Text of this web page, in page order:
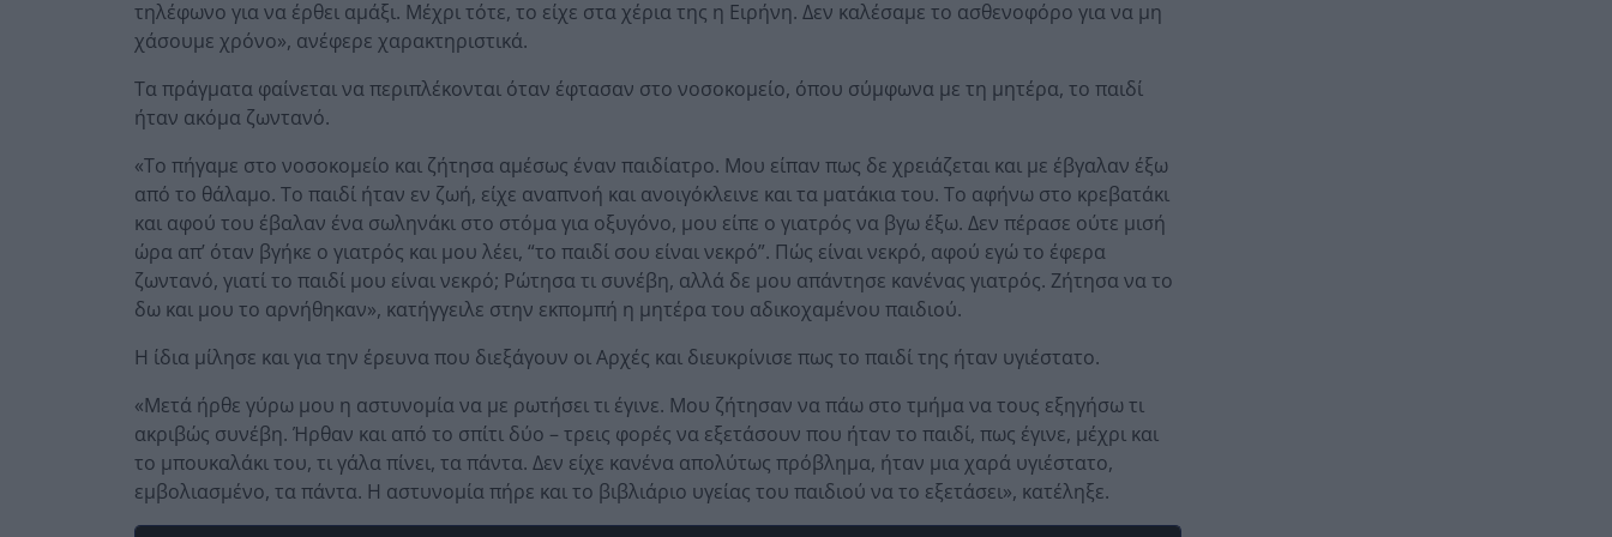
τηλέφωνο για να έρθει αμάξι. Μέχρι τότε, το είχε στα χέρια της η Ειρήνη. Δεν καλέσαμε το ασθενοφόρο για να μη
χάσουμε χρόνο», ανέφερε χαρακτηριστικά.
Τα πράγματα φαίνεται να περιπλέκονται όταν έφτασαν στο νοσοκομείο, όπου σύμφωνα με τη μητέρα, το παιδί
ήταν ακόμα ζωντανό.
«Το πήγαμε στο νοσοκομείο και ζήτησα αμέσως έναν παιδίατρο. Μου είπαν πως δε χρειάζεται και με έβγαλαν έξω
από το θάλαμο. Το παιδί ήταν εν ζωή, είχε αναπνοή και ανοιγόκλεινε και τα ματάκια του. Το αφήνω στο κρεβατάκι
και αφού του έβαλαν ένα σωληνάκι στο στόμα για οξυγόνο, μου είπε ο γιατρός να βγω έξω. Δεν πέρασε ούτε μισή
ώρα απ’ όταν βγήκε ο γιατρός και μου λέει, “το παιδί σου είναι νεκρό”. Πώς είναι νεκρό, αφού εγώ το έφερα
ζωντανό, γιατί το παιδί μου είναι νεκρό; Ρώτησα τι συνέβη, αλλά δε μου απάντησε κανένας γιατρός. Ζήτησα να το
δω και μου το αρνήθηκαν», κατήγγειλε στην εκπομπή η μητέρα του αδικοχαμένου παιδιού.
Η ίδια μίλησε και για την έρευνα που διεξάγουν οι Αρχές και διευκρίνισε πως το παιδί της ήταν υγιέστατο.
«Μετά ήρθε γύρω μου η αστυνομία να με ρωτήσει τι έγινε. Μου ζήτησαν να πάω στο τμήμα να τους εξηγήσω τι
ακριβώς συνέβη. Ήρθαν και από το σπίτι δύο – τρεις φορές να εξετάσουν που ήταν το παιδί, πως έγινε, μέχρι και
το μπουκαλάκι του, τι γάλα πίνει, τα πάντα. Δεν είχε κανένα απολύτως πρόβλημα, ήταν μια χαρά υγιέστατο,
εμβολιασμένο, τα πάντα. Η αστυνομία πήρε και το βιβλιάριο υγείας του παιδιού να το εξετάσει», κατέληξε.